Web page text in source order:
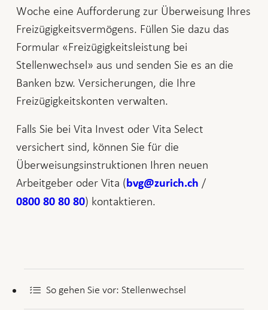
Woche eine Aufforderung zur Überweisung Ihres
Freizügigkeitsvermögens. Füllen Sie dazu das
Formular «Freizügigkeitsleistung bei
Stellenwechsel» aus und senden Sie es an die
Banken bzw. Versicherungen, die Ihre
Freizügigkeitskonten verwalten.
Falls Sie bei Vita Invest oder Vita Select
versichert sind, können Sie für die
Überweisungsinstruktionen Ihren neuen
Arbeitgeber oder Vita ( bvg@zurich.ch /
0800 80 80 80) kontaktieren.
So gehen Sie vor: Stellenwechsel